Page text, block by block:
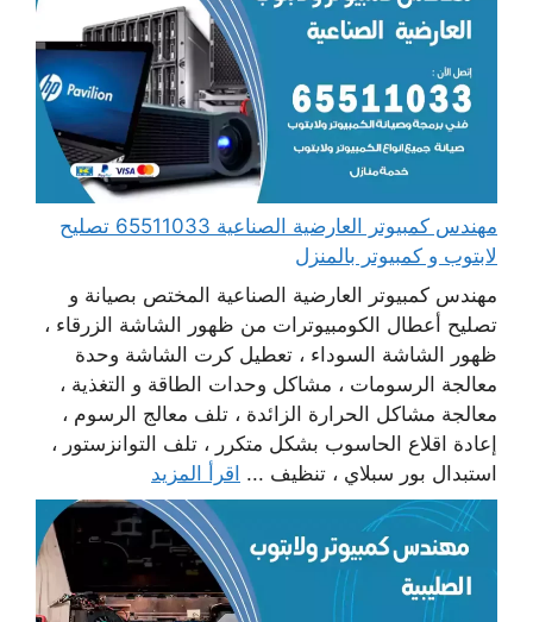
مهندس كمبيوتر العارضية الصناعية 65511033 تصليح
لابتوب و كمبيوتر بالمنزل
مهندس كمبيوتر العارضية الصناعية المختص بصيانة و
تصليح أعطال الكومبيوترات من ظهور الشاشة الزرقاء ،
ظهور الشاشة السوداء ، تعطيل كرت الشاشة وحدة
معالجة الرسومات ، مشاكل وحدات الطاقة و التغذية ،
معالجة مشاكل الحرارة الزائدة ، تلف معالج الرسوم ،
إعادة اقلاع الحاسوب بشكل متكرر ، تلف التوانزستور ،
استبدال بور سبلاي ، تنظيف ... اقرأ المزيد